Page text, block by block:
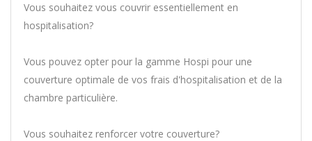
Vous souhaitez vous couvrir essentiellement en
hospitalisation?
Vous pouvez opter pour la gamme Hospi pour une
couverture optimale de vos frais d'hospitalisation et de la
chambre particulière.
Vous souhaitez renforcer votre couverture?